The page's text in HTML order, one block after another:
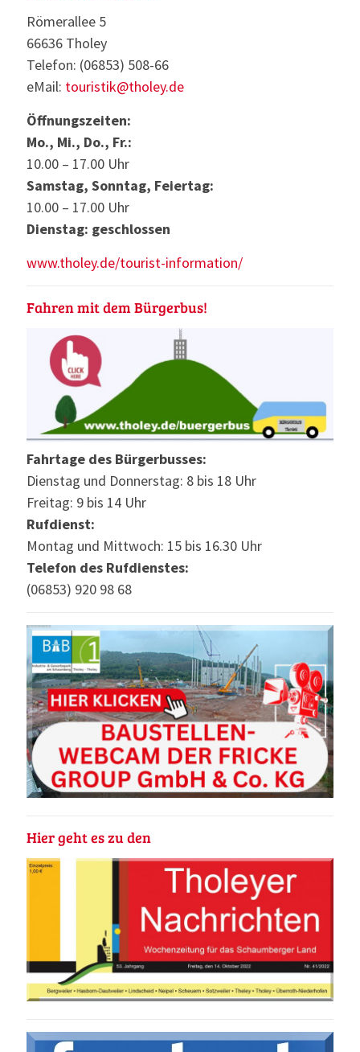
Römerallee 5
66636 Tholey
Telefon: (06853) 508-66
eMail: touristik@tholey.de
Öffnungszeiten:
Mo., Mi., Do., Fr.:
10.00 – 17.00 Uhr
Samstag, Sonntag, Feiertag:
10.00 – 17.00 Uhr
Dienstag: geschlossen
www.tholey.de/tourist-information/
Fahren mit dem Bürgerbus!
Fahrtage des Bürgerbusses:
Dienstag und Donnerstag: 8 bis 18 Uhr
Freitag: 9 bis 14 Uhr
Rufdienst:
Montag und Mittwoch: 15 bis 16.30 Uhr
Telefon des Rufdienstes:
(06853) 920 98 68
Hier geht es zu den